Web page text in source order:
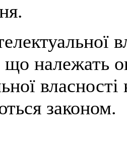
що належать
законом.